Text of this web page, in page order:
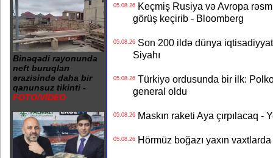
Binəqədi rayonunda
neft buruqları
ərazisində daha bir
qanunsuz tikinti -
FOTO/VİDEO
05.08.26Keçmiş Rusiya və Avropa
görüş keçirib - Bloomberg
05.08.26Son 200 ildə dünya
Siyahı
05.08.26Türkiyə ordusunda bir ilk:
general oldu
05.08.26Maskın raketi Aya çırpılacaq -
05.08.26Hörmüz boğazı yaxın